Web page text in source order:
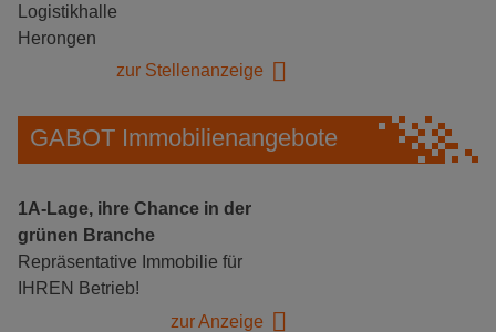
Logistikhalle
Herongen
zur Stellenanzeige
GABOT Immobilienangebote
1A-Lage, ihre Chance in der
grünen Branche
Repräsentative Immobilie für
IHREN Betrieb!
zur Anzeige